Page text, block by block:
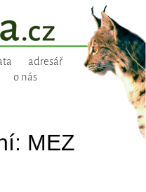
adresář
o nás
MEZ